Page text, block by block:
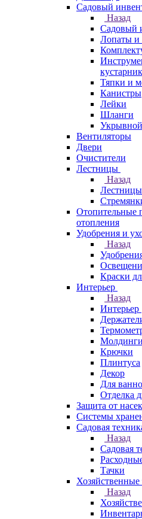
Садовый
Назад
Садовый
Лопаты и
Тяпки и
Канистры
Лейки
Шланги
Вентиляторы
Двери
Очистители
Лестницы
Назад
Лестницы
Отопительные
отопления
Удобрения и
Назад
Краски
Интерьер
Назад
Интерьер
Молдинги
Крючки
Плинтуса
Декор
Для
Отделка
Защита от
Системы
Садовая
Назад
Садовая
Тачки
Назад